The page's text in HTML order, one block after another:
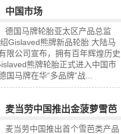
中国市场
德国马牌轮胎亚太区产品总监
Gislaved熊牌新品轮胎 大陆马
限公司宣布，拥有百年辉煌历史
熊牌轮胎正式进入中国市
国马牌在华“多品牌”战...
麦当劳中国推出金菠萝雪芭
麦当劳中国推出首个雪芭类产品